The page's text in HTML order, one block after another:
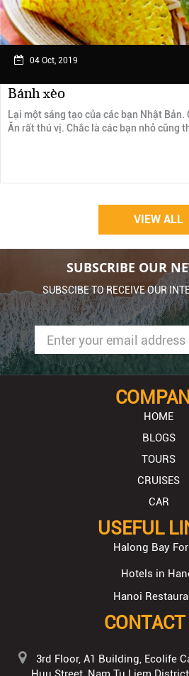
04 Oct, 2019
Bánh xèo
Lại một sáng tạo của các bạn Nhật Bản.
Ăn rất thú vị. Chắc là các bạn nhỏ cũng
VIEW ALL
SUBSCRIBE OUR
SUBSCIBE TO RECEIVE OUR
HOME
BLOGS
TOURS
CRUISES
CAR
USEFUL
Halong Bay
Hotels in
Hanoi
3rd Floor, A1 Building, Ecolife